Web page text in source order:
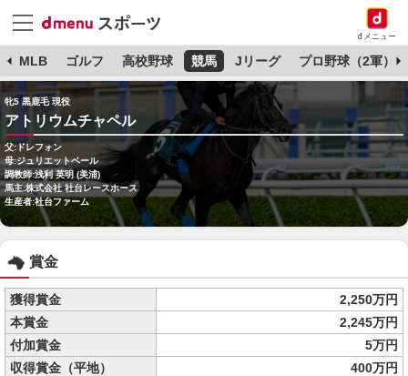
dメニュー
MLB ゴルフ 高校野球 競馬 Jリーグ プロ野球（2軍）
牝5 黒鹿毛 現役
アトリウムチャペル
父:ドレフォン
母:ジュリエットベール
調教師:浅利 英明 (美浦)
馬主:株式会社 社台レースホース
生産者:社台ファーム
賞金
獲得賞金
2,250万円
本賞金
2,245万円
付加賞金
5万円
収得賞金（平地）
400万円